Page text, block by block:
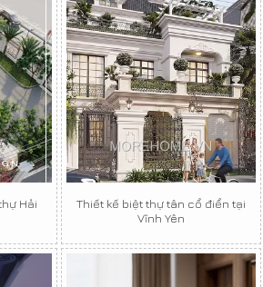
Hải
Thiết kế biệt thự tân cổ điển tại
Vĩnh Yên